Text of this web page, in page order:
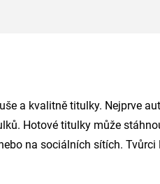
a kvalitně titulky. Nejprve
Hotové titulky může
na sociálních sítích.